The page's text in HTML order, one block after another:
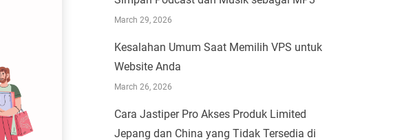
March 29, 2026
Kesalahan Umum Saat Memilih VPS untuk
Website Anda
March 26, 2026
Cara Jastiper Pro Akses Produk Limited
Jepang dan China yang Tidak Tersedia di